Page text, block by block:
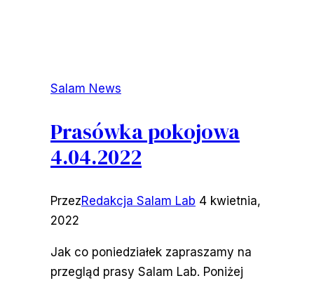
Salam News
Prasówka pokojowa
4.04.2022
PrzezRedakcja Salam Lab 4 kwietnia,
2022
Jak co poniedziałek zapraszamy na
przegląd prasy Salam Lab. Poniżej